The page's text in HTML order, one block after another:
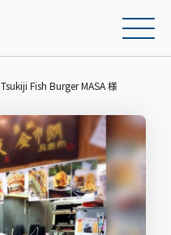
Tsukiji Fish Burger MASA 様